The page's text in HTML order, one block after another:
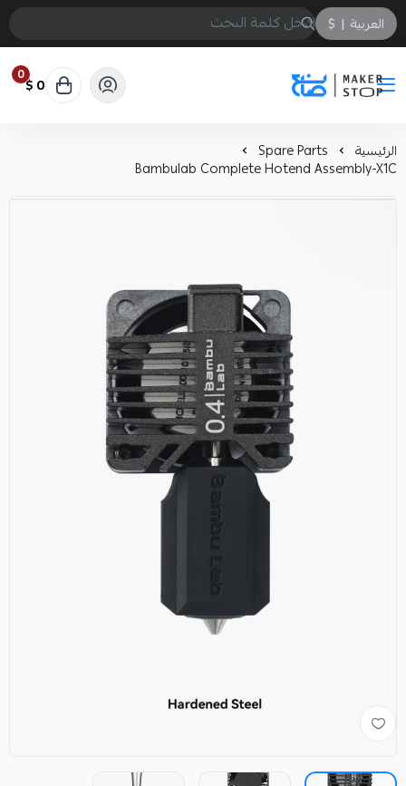
العربية |
$
صانع
0 0 $
الرئيسية Spare Parts
Bambulab Complete Hotend Assembly-X1C